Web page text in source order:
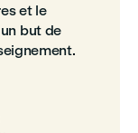
et le
but de